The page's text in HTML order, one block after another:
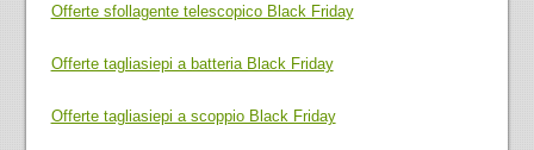
Offerte sfollagente telescopico Black Friday
Offerte tagliasiepi a batteria Black Friday
Offerte tagliasiepi a scoppio Black Friday